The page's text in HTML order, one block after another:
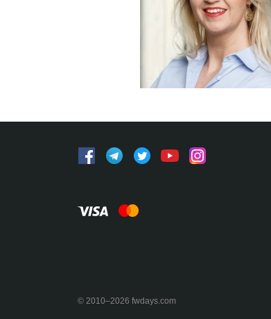
© 2010–2026 fwdays.com